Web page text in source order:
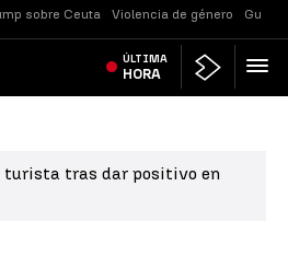
sobre Ceuta Violencia de género
ÚLTIMA
HORA
turista tras dar positivo en